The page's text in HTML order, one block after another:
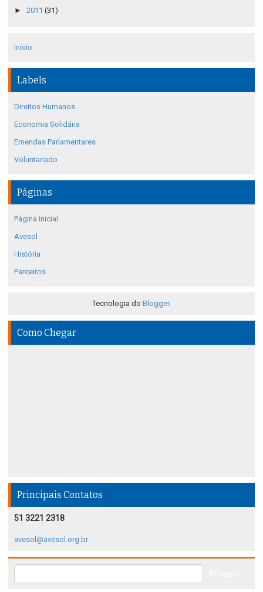
► 2011 (31)
Início
Labels
Direitos Humanos
Economia Solidária
Emendas Parlamentares
Voluntariado
Páginas
Página inicial
Avesol
História
Parceiros
Tecnologia do Blogger.
Como Chegar
Principais Contatos
51 3221 2318
avesol@avesol.org.br